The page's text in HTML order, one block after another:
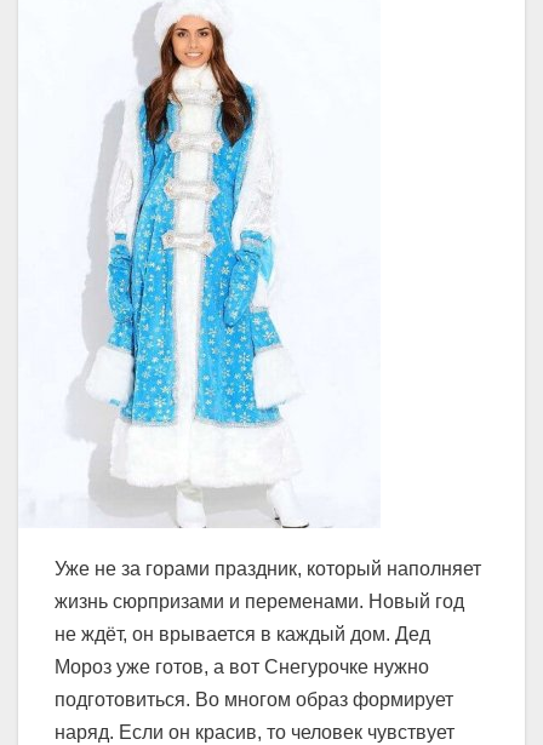
Уже не за горами праздник, который наполняет
жизнь сюрпризами и переменами. Новый год
не ждёт, он врывается в каждый дом. Дед
Мороз уже готов, а вот Снегурочке нужно
подготовиться. Во многом образ формирует
наряд. Если он красив, то человек чувствует